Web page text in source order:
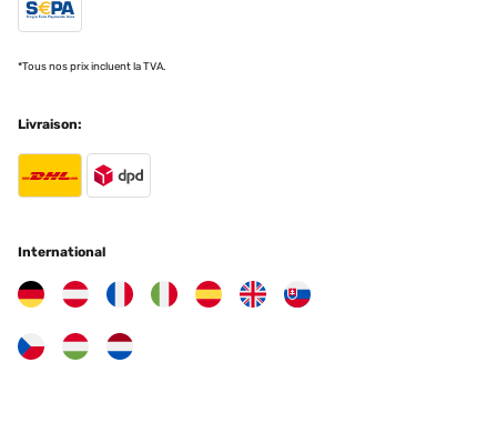
*Tous nos prix incluent la TVA.
Livraison:
International